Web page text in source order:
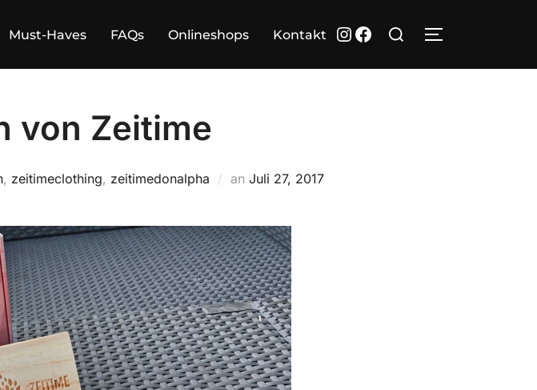
Must-Haves FAQs Onlineshops Kontakt Instagram
Facebook
Suchen
von Zeitime
, zeitimeclothing, zeitimedonalpha an Veröffentlicht
Juli 27, 2017